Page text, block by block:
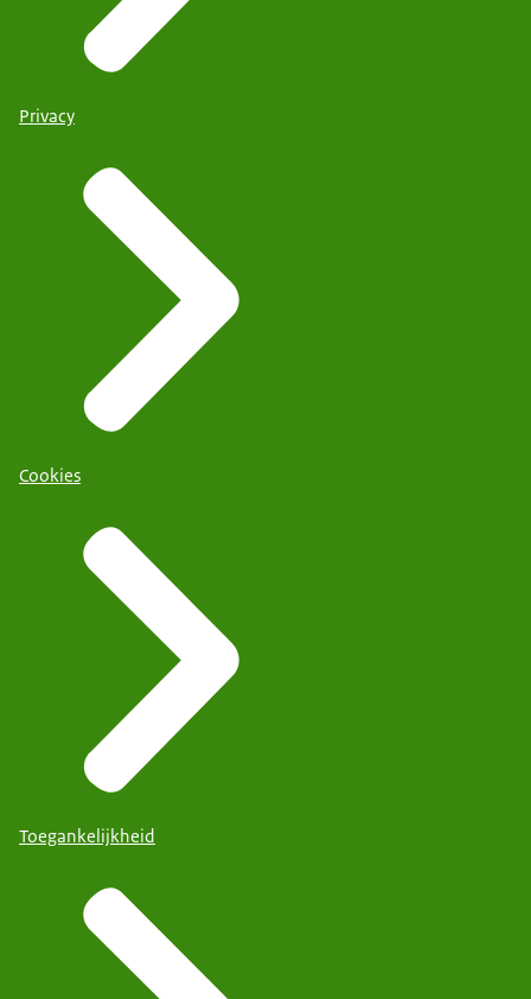
Privacy
Cookies
Toegankelijkheid